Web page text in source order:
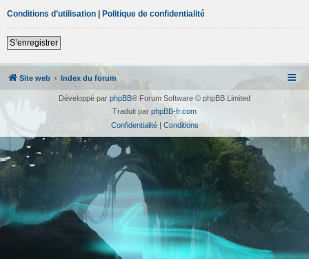
Conditions d’utilisation | Politique de confidentialité
S’enregistrer
Site web Index du forum
Développé par phpBB® Forum Software © phpBB Limited
Traduit par phpBB-fr.com
Confidentialité| Conditions